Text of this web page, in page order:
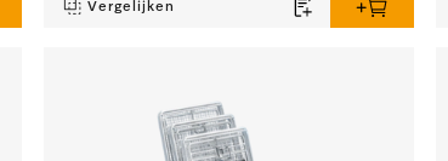
Vergelijken